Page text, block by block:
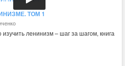
ТОМ 1
ленинизм – шаг за шагом, книга